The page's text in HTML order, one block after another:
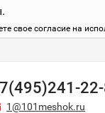
свое согласие на
1@101meshok.ru